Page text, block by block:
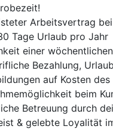
Arbeitsvertrag bei
Tage Urlaub pro Jahr
einer
Bezahlung,
auf Kosten
beim
Betreuung durch
& gelebte Loyalität